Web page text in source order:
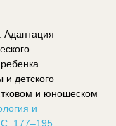
детского
и юношеском
и
177–195.